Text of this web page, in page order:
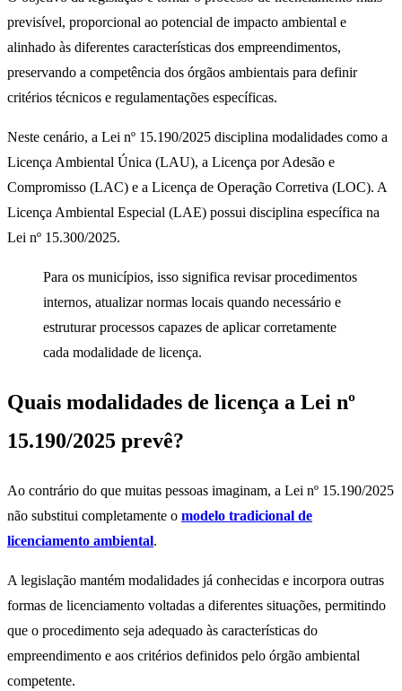
previsível, proporcional ao potencial de impacto ambiental e
alinhado às diferentes características dos empreendimentos,
preservando a competência dos órgãos ambientais para definir
critérios técnicos e regulamentações específicas.
Neste cenário, a Lei nº 15.190/2025 disciplina modalidades como a
Licença Ambiental Única (LAU), a Licença por Adesão e
Compromisso (LAC) e a Licença de Operação Corretiva (LOC). A
Licença Ambiental Especial (LAE) possui disciplina específica na
Lei nº 15.300/2025.
Para os municípios, isso significa revisar procedimentos
internos, atualizar normas locais quando necessário e
estruturar processos capazes de aplicar corretamente
cada modalidade de licença.
Quais modalidades de licença a Lei nº
15.190/2025 prevê?
Ao contrário do que muitas pessoas imaginam, a Lei nº 15.190/2025
não substitui completamente o modelo tradicional de
licenciamento ambiental.
A legislação mantém modalidades já conhecidas e incorpora outras
formas de licenciamento voltadas a diferentes situações, permitindo
que o procedimento seja adequado às características do
empreendimento e aos critérios definidos pelo órgão ambiental
competente.